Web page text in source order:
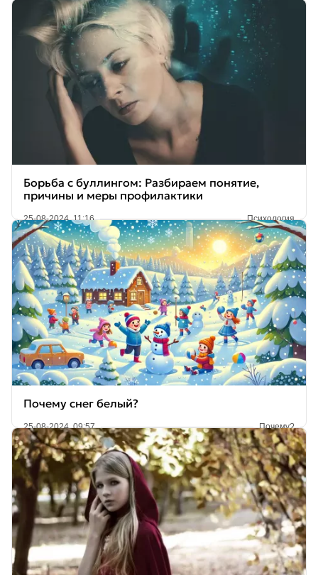
Борьба с буллингом: Разбираем понятие,
причины и меры профилактики
25-08-2024, 11:16 Психология
Почему снег белый?
25-08-2024, 09:57 Почему?